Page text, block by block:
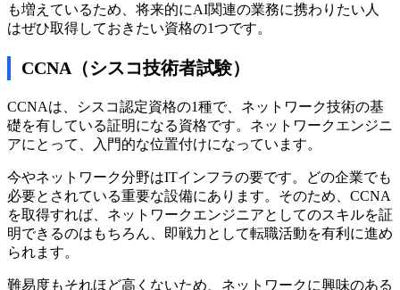
も増えているため、将来的にAI関連の業務に携わりたい人
はぜひ取得しておきたい資格の1つです。
CCNA（シスコ技術者試験）
CCNAは、シスコ認定資格の1種で、ネットワーク技術の基
礎を有している証明になる資格です。ネットワークエンジニ
アにとって、入門的な位置付けになっています。
今やネットワーク分野はITインフラの要です。どの企業でも
必要とされている重要な設備にあります。そのため、CCNA
を取得すれば、ネットワークエンジニアとしてのスキルを証
明できるのはもちろん、即戦力として転職活動を有利に進め
られます。
難易度もそれほど高くないため、ネットワークに興味のある